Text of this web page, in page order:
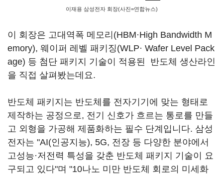
이재용 삼성전자 회장(사진=연합뉴스)
이 회장은 고대역폭 메모리(HBM·High Bandwidth M
emory), 웨이퍼 레벨 패키징(WLP· Wafer Level Pack
age) 등 첨단 패키지 기술이 적용된 반도체 생산라인
을 직접 살펴봤는데요.
반도체 패키지는 반도체를 전자기기에 맞는 형태로
제작하는 공정으로, 전기 신호가 흐르는 통로를 만들
고 외형을 가공해 제품화하는 필수 단계입니다. 삼성
전자는 "AI(인공지능), 5G, 전장 등 다양한 분야에서
고성능·저전력 특성을 갖춘 반도체 패키지 기술이 요
구되고 있다"며 "10나노 미만 반도체 회로의 미세화